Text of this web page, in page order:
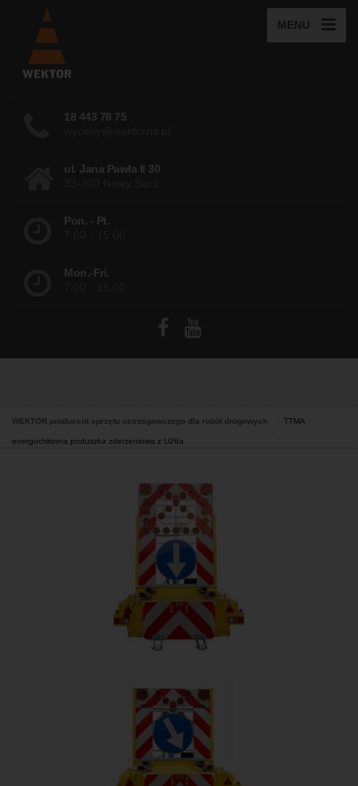
MENU
18 443 78 75
ul. Jana Pawła II 30
Pon. - Pt.
Mon.-Fri.
WEKTOR producent sprzętu ostrzegawczego dla robót drogowych TTMA
energochłonna poduszka zderzeniowa z U26a